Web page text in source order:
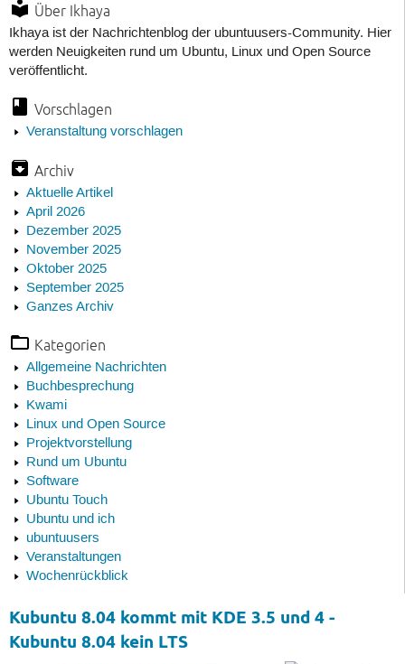
Über Ikhaya
Ikhaya ist der Nachrichtenblog der ubuntuusers-Community. Hier
werden Neuigkeiten rund um Ubuntu, Linux und Open Source
veröffentlicht.
Vorschlagen
Veranstaltung vorschlagen
Archiv
Aktuelle Artikel
April 2026
Dezember 2025
November 2025
Oktober 2025
September 2025
Ganzes Archiv
Kategorien
Allgemeine Nachrichten
Buchbesprechung
Kwami
Linux und Open Source
Projektvorstellung
Rund um Ubuntu
Software
Ubuntu Touch
Ubuntu und ich
ubuntuusers
Veranstaltungen
Wochenrückblick
Kubuntu 8.04 kommt mit KDE 3.5 und 4 -
Kubuntu 8.04 kein LTS